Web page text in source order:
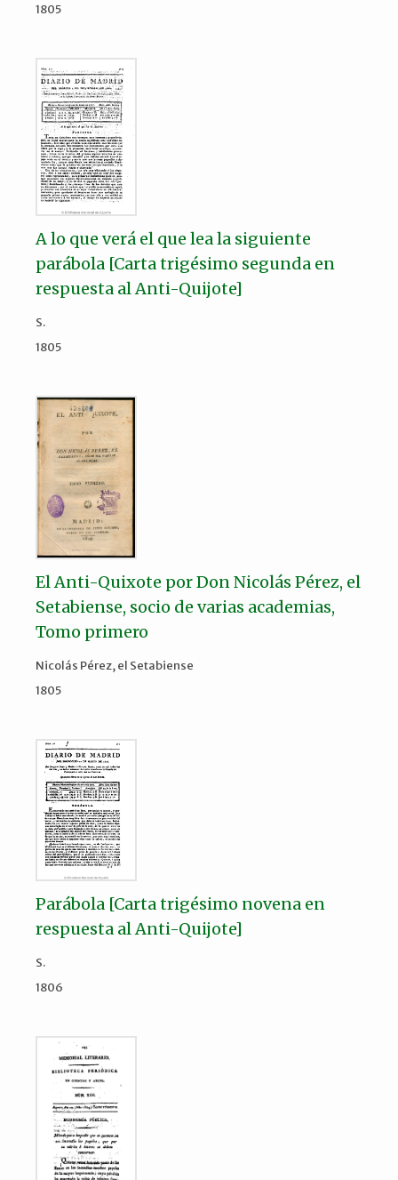
1805
A lo que verá el que lea la siguiente
parábola [Carta trigésimo segunda en
respuesta al Anti-Quijote]
S.
1805
El Anti-Quixote por Don Nicolás Pérez, el
Setabiense, socio de varias academias,
Tomo primero
Nicolás Pérez, el Setabiense
1805
Parábola [Carta trigésimo novena en
respuesta al Anti-Quijote]
S.
1806